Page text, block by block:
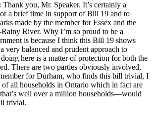
Thank you, Mr. Speaker. It’s certainly a
a brief time in support of Bill 19 and to
made by the member for Essex and the
River. Why I’m so proud to be a
is because I think this Bill 19 shows
very balanced and prudent approach to
here is a matter of protection for both the
There are two parties obviously involved,
for Durham, who finds this bill trivial, I
of all households in Ontario which in fact are
well over a million households—would
trivial.